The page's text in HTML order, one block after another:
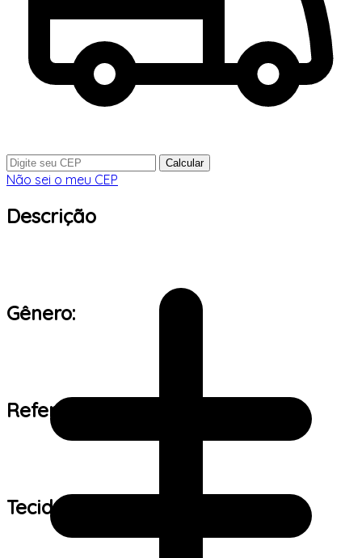
Calcular
Não sei o meu CEP
Descrição
Gênero:
Referência de tamanho:
Tecido: